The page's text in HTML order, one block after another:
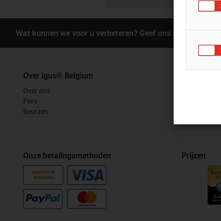
Wat kunnen we voor u verbeteren? Geef ons uw feedback.
Over igus® Belgium
Over ons
Pers
Beurzen
Onze betalingsmethoden
AANKOOP OP
REKENING
Prijzen